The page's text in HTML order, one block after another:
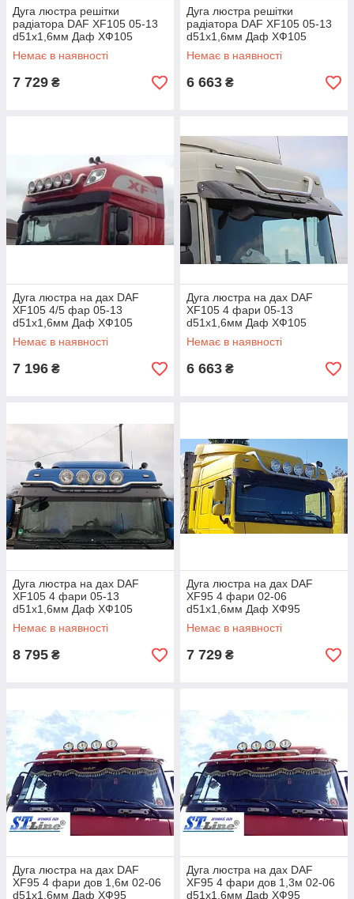
Дуга люстра решітки
радіатора DAF XF105 05-13
d51х1,6мм Даф ХФ105
Немає в наявності
7 729 ₴
Дуга люстра решітки
радіатора DAF XF105 05-13
d51х1,6мм Даф ХФ105
Немає в наявності
6 663 ₴
Дуга люстра на дах DAF
XF105 4/5 фар 05-13
d51х1,6мм Даф ХФ105
Немає в наявності
7 196 ₴
Дуга люстра на дах DAF
XF105 4 фари 05-13
d51х1,6мм Даф ХФ105
Немає в наявності
6 663 ₴
Дуга люстра на дах DAF
XF105 4 фари 05-13
d51х1,6мм Даф ХФ105
Немає в наявності
8 795 ₴
Дуга люстра на дах DAF
XF95 4 фари 02-06
d51х1,6мм Даф ХФ95
Немає в наявності
7 729 ₴
Дуга люстра на дах DAF
XF95 4 фари дов 1,6м 02-06
d51х1,6мм Даф ХФ95
Дуга люстра на дах DAF
XF95 4 фари дов 1,3м 02-06
d51х1,6мм Даф ХФ95